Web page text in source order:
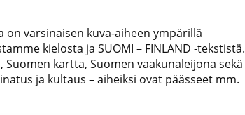
on varsinaisen kuva-aiheen ympärillä
kielosta ja SUOMI – FINLAND -tekstistä.
kartta, Suomen vaakunaleijona sekä
ja kultaus – aiheiksi ovat päässeet mm.